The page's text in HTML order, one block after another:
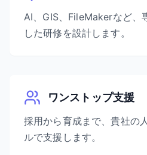
AI、GIS、FileMakerなど、
した研修を設計します。
ワンストップ支援
採用から育成まで、貴社の
ルで支援します。